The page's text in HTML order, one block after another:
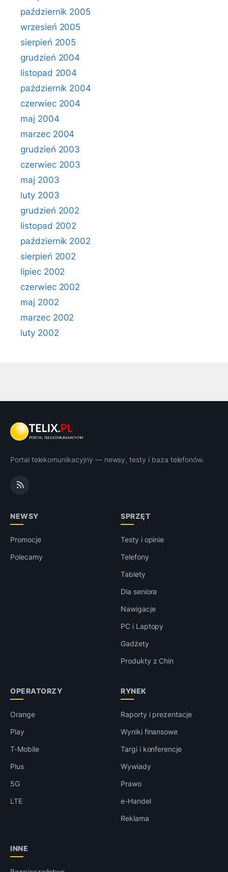
październik 2005
wrzesień 2005
sierpień 2005
grudzień 2004
listopad 2004
październik 2004
czerwiec 2004
maj 2004
marzec 2004
grudzień 2003
czerwiec 2003
maj 2003
luty 2003
grudzień 2002
listopad 2002
październik 2002
sierpień 2002
lipiec 2002
czerwiec 2002
maj 2002
marzec 2002
luty 2002
Portal telekomunikacyjny — newsy, testy i baza telefonów.
NEWSY
Promocje
Polecamy
SPRZĘT
Testy i opinie
Telefony
Tablety
Dla seniora
Nawigacje
PC i Laptopy
Gadżety
Produkty z Chin
OPERATORZY
Orange
Play
T-Mobile
Plus
5G
LTE
RYNEK
Raporty i prezentacje
Wyniki finansowe
Targi i konferencje
Wywiady
Prawo
e-Handel
Reklama
INNE